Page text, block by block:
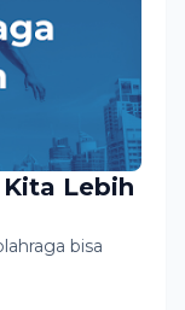
Lebih
bisa